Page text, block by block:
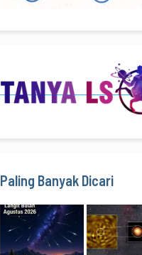
Paling Banyak Dicari